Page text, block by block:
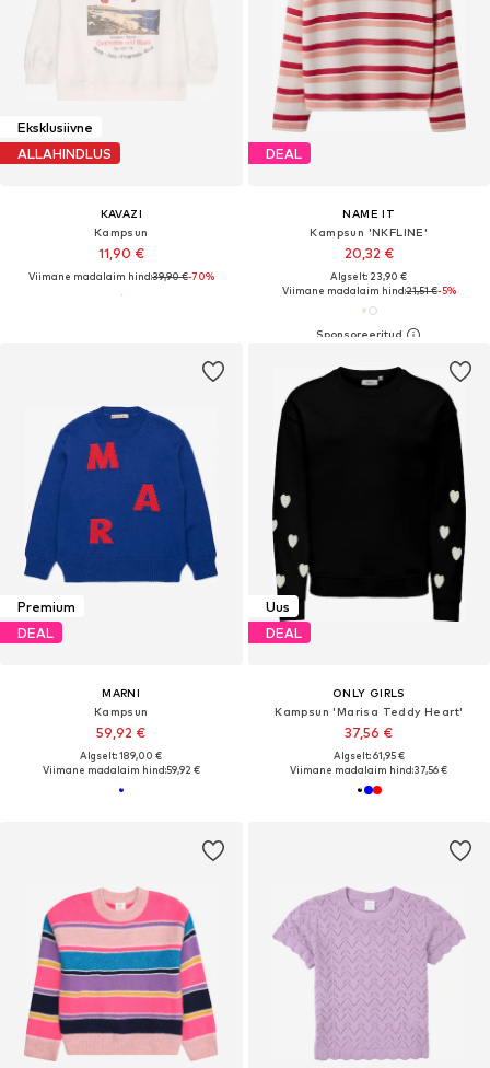
Eksklusiivne
ALLAHINDLUS
KAVAZI
Kampsun
11,90 €
Viimane madalaim hind:39,90 €-70%
DEAL
NAME IT
Kampsun 'NKFLINE'
20,32 €
Algselt: 23,90 €
Viimane madalaim hind:21,51 €-5%
Premium
DEAL
MARNI
Kampsun
59,92 €
Algselt: 189,00 €
Viimane madalaim hind:59,92 €
Uus
DEAL
ONLY GIRLS
Kampsun 'Marisa Teddy Heart'
37,56 €
Algselt: 61,95 €
Viimane madalaim hind:37,56 €